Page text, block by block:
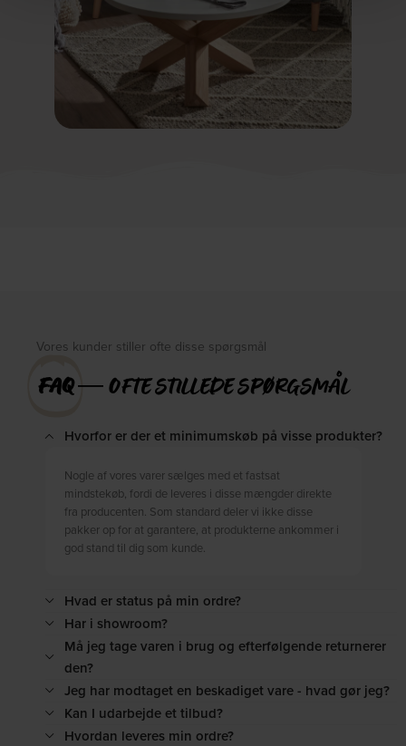
Vores kunder stiller ofte disse spørgsmål
FAQ― OFTE STILLEDE SPØRGSMÅL
Hvorfor er der et minimumskøb på visse produkter?
Nogle af vores varer sælges med et fastsat
mindstekøb, fordi de leveres i disse mængder direkte
fra producenten. Som standard deler vi ikke disse
pakker op for at garantere, at produkterne ankommer i
god stand til dig som kunde.
Hvad er status på min ordre?
Har i showroom?
Må jeg tage varen i brug og efterfølgende returnerer
den?
Jeg har modtaget en beskadiget vare - hvad gør jeg?
Kan I udarbejde et tilbud?
Hvordan leveres min ordre?